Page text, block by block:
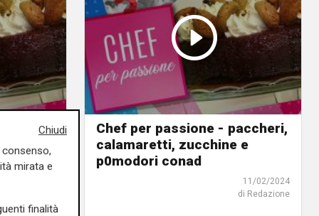
11/02/2024
di Redazione
Chef per passione - paccheri,
calamaretti, zucchine e
p0modori conad
11/02/2024
di Redazione
Chiudi
mirata e
finalità